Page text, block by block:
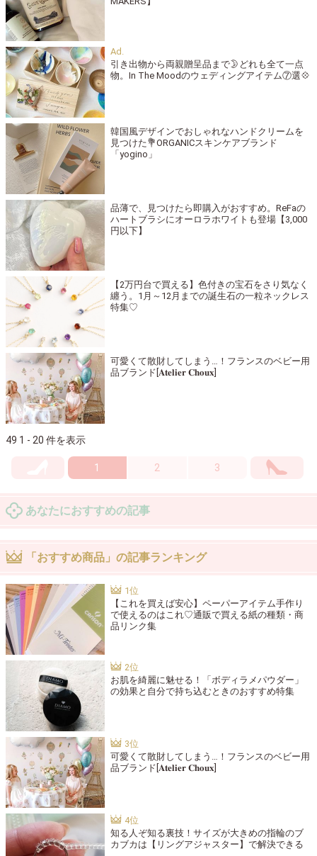
引き出物から両親贈呈品まで🌛どれも全て一点
物。In The Moodのウェディングアイテム⑦選💠
韓国風デザインでおしゃれなハンドクリームを
見つけた💐ORGANICスキンケアブランド
「yogino」
品薄で、見つけたら即購入がおすすめ。ReFaの
ハートブラシにオーロラホワイトも登場【3,000
円以下】
【2万円台で買える】色付きの宝石をさり気なく
纏う。1月～12月までの誕生石の一粒ネックレス
特集♡
可愛くて散財してしまう…！フランスのベビー用
品ブランド[𝐀𝐭𝐞𝐥𝐢𝐞𝐫 𝐂𝐡𝐨𝐮𝐱]
49 1 - 20 件を表示
1 2 3
あなたにおすすめの記事
「おすすめ商品」の記事ランキング
【これを買えば安心】ペーパーアイテム手作り
で使えるのはこれ♡通販で買える紙の種類・商
品リンク集
お肌を綺麗に魅せる！「ボディラメパウダー」
の効果と自分で持ち込むときのおすすめ特集
可愛くて散財してしまう…！フランスのベビー用
品ブランド[𝐀𝐭𝐞𝐥𝐢𝐞𝐫 𝐂𝐡𝐨𝐮𝐱]
知る人ぞ知る裏技！サイズが大きめの指輪のブ
カブカは【リングアジャスター】で解決できる